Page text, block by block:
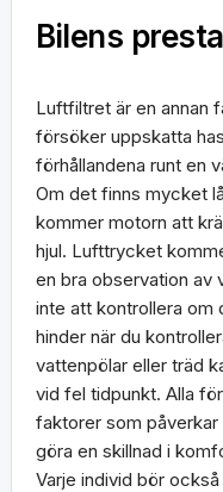
Bilens
Luftfiltret är en annan
försöker uppskatta
förhållandena runt en
Om det finns mycket
kommer motorn att
hjul. Lufttrycket
en bra observation av
inte att kontrollera
hinder när du
vattenpölar eller träd
vid fel tidpunkt. Alla
faktorer som påverkar
göra en skillnad i
Varje individ bör